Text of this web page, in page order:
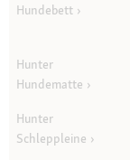
Hundebett
Hunter
Hundematte
Hunter
Schleppleine